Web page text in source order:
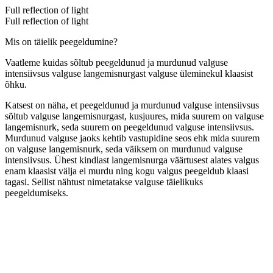
Full reflection of light
Full reflection of light
Mis on täielik peegeldumine?
Vaatleme kuidas sõltub peegeldunud ja murdunud valguse
intensiivsus valguse langemisnurgast valguse üleminekul klaasist
õhku.
Katsest on näha, et peegeldunud ja murdunud valguse intensiivsus
sõltub valguse langemisnurgast, kusjuures, mida suurem on valguse
langemisnurk, seda suurem on peegeldunud valguse intensiivsus.
Murdunud valguse jaoks kehtib vastupidine seos ehk mida suurem
on valguse langemisnurk, seda väiksem on murdunud valguse
intensiivsus. Ühest kindlast langemisnurga väärtusest alates valgus
enam klaasist välja ei murdu ning kogu valgus peegeldub klaasi
tagasi. Sellist nähtust nimetatakse valguse täielikuks
peegeldumiseks.